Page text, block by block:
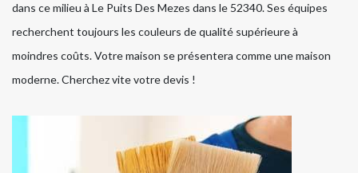
dans ce milieu à Le Puits Des Mezes dans le 52340. Ses équipes
recherchent toujours les couleurs de qualité supérieure à
moindres coûts. Votre maison se présentera comme une maison
moderne. Cherchez vite votre devis !